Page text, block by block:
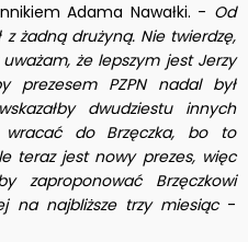
Adama Nawałki. - Od
żadną drużyną. Nie twierdzę,
że lepszym jest Jerzy
prezesem PZPN nadal był
dwudziestu innych
do Brzęczka, bo to
teraz jest nowy prezes, więc
zaproponować Brzęczkowi
na najbliższe trzy miesiąc-